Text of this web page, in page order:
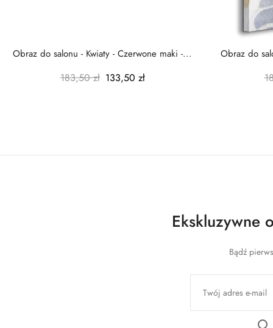
Obraz do salonu - Kwiaty - Czerwone maki -...
183,50 zł 133,50 zł
Obraz do
Ekskluzywne
Bądź